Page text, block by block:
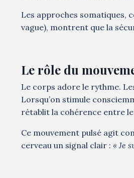
Les approches somatiques,
vague), montrent que la
Le rôle du
Le corps adore le rythme.
Lorsqu’on stimule
rétablit la cohérence entre
Ce mouvement pulsé agit
cerveau un signal clair : « Je